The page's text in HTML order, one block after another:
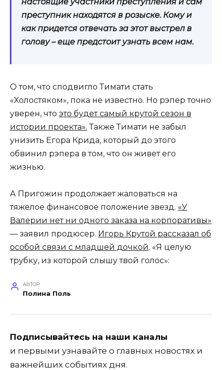
преступник находятся в розыске. Кому и
как придется отвечать за этот выстрел в
голову – еще предстоит узнать всем нам.
О том, что сподвигло Тимати стать
«Холостяком», пока не известно. Но рэпер точно
уверен, что это будет самый крутой сезон в
истории проекта». Также Тимати не забыл
унизить Егора Крида, который до этого
обвинил рэпера в том, что он живет его
жизнью.
А Пригожин продолжает жаловаться на
тяжелое финансовое положение звезд. «У
Валерии нет ни одного заказа на корпоративы»
— заявил продюсер. Игорь Крутой рассказал об
особой связи с младшей дочкой. «Я целую
трубку, из которой слышу твой голос»:
АВТОР
Полина Поль
Подписывайтесь на наши каналы
и первыми узнавайте о главных новостях и
важнейших событиях дня.